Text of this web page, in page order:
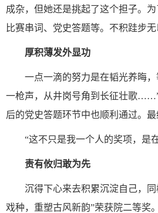
成杂，但她还是挑起了这个担子。
比赛串词、党史答题等。不积跬步
厚积薄发外显功
一点一滴的努力是在韬光养晦
一枪声，从井岗号角到长征壮歌
后的党史答题环节中也顺利通过。 最
“这不只是我一个人的奖项， 是
责有攸归敢为先
沉得下心来去积累沉淀自己，
戏种，重塑古风新韵”荣获 院二等奖。